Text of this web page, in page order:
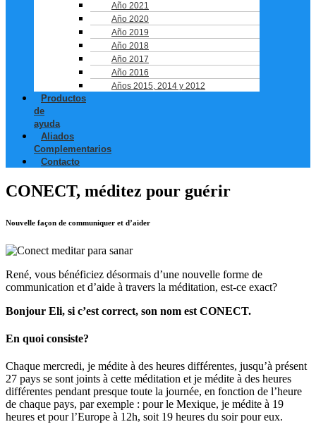
Año 2021
Año 2020
Año 2019
Año 2018
Año 2017
Año 2016
Años 2015, 2014 y 2012
Productos
de
ayuda
Aliados
Complementarios
Contacto
CONECT, méditez pour guérir
Nouvelle façon de communiquer et d’aider
René, vous bénéficiez désormais d’une nouvelle forme de
communication et d’aide à travers la méditation, est-ce exact?
Bonjour Eli, si c’est correct, son nom est CONECT.
En quoi consiste?
Chaque mercredi, je médite à des heures différentes, jusqu’à présent
27 pays se sont joints à cette méditation et je médite à des heures
différentes pendant presque toute la journée, en fonction de l’heure
de chaque pays, par exemple : pour le Mexique, je médite à 19
heures et pour l’Europe à 12h, soit 19 heures du soir pour eux.